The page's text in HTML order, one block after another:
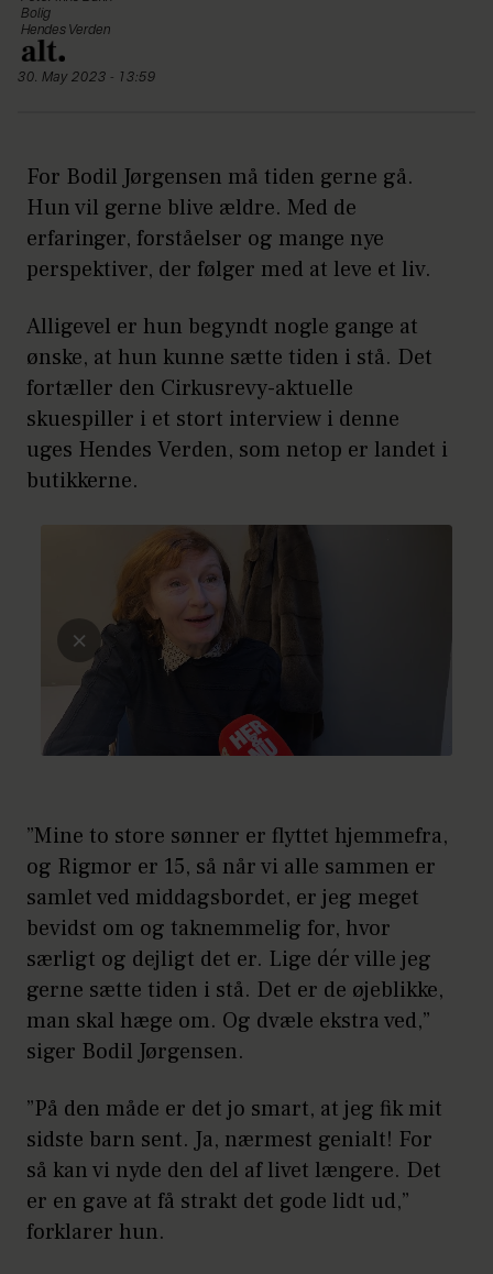
Bolig
Hendes Verden
30. May 2023 - 13:59
For Bodil Jørgensen må tiden gerne gå.
Hun vil gerne blive ældre. Med de
erfaringer, forståelser og mange nye
perspektiver, der følger med at leve et liv.
Alligevel er hun begyndt nogle gange at
ønske, at hun kunne sætte tiden i stå. Det
fortæller den Cirkusrevy-aktuelle
skuespiller i et stort interview i denne
uges Hendes Verden, som netop er landet i
butikkerne.
”Mine to store sønner er flyttet hjemmefra,
og Rigmor er 15, så når vi alle sammen er
samlet ved middagsbordet, er jeg meget
bevidst om og taknemmelig for, hvor
særligt og dejligt det er. Lige dér ville jeg
gerne sætte tiden i stå. Det er de øjeblikke,
man skal hæge om. Og dvæle ekstra ved,”
siger Bodil Jørgensen.
”På den måde er det jo smart, at jeg fik mit
sidste barn sent. Ja, nærmest genialt! For
så kan vi nyde den del af livet længere. Det
er en gave at få strakt det gode lidt ud,”
forklarer hun.